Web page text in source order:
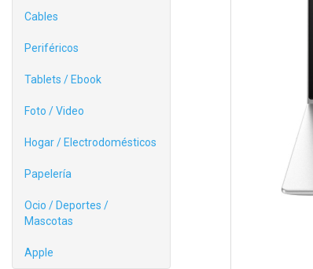
Cables
Periféricos
Tablets / Ebook
Foto / Video
Hogar / Electrodomésticos
Papelería
Ocio / Deportes /
Mascotas
Apple